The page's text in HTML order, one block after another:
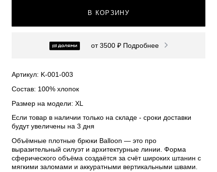
В КОРЗИНУ
от 3500 ₽ Подробнее
Артикул: K-001-003
Состав: 100% хлопок
Размер на модели: XL
Если товар в наличии только на складе - сроки доставки
будут увеличены на 3 дня
Объёмные плотные брюки Balloon — это про
выразительный силуэт и архитектурные линии. Форма
сферического объёма создаётся за счёт широких штанин с
мягкими заломами и аккуратными вертикальными швами.